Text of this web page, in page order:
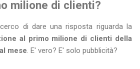
milione di clienti?
di dare una risposta riguarda la
al primo milione di clienti della
mese. E' vero? E' solo pubblicità?